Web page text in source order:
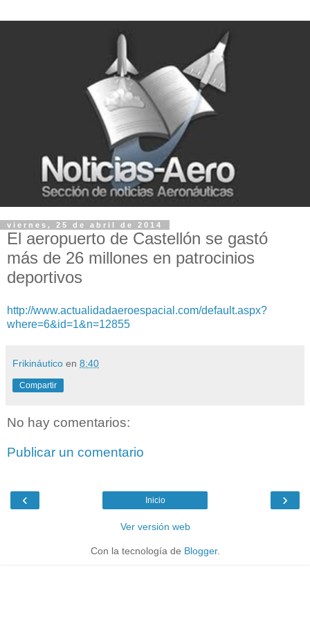
viernes, 25 de abril de 2014
El aeropuerto de Castellón se gastó
más de 26 millones en patrocinios
deportivos
http://www.actualidadaeroespacial.com/default.aspx?
where=6&id=1&n=12855
Frikináutico en 8:40
Compartir
No hay comentarios:
Publicar un comentario
‹ ›
Inicio
Ver versión web
Con la tecnología de Blogger.